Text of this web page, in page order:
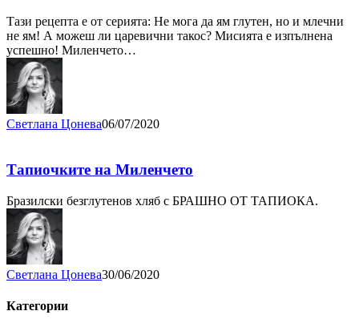
Тази рецепта е от серията: Не мога да ям глутен, но и млечни
не ям! А можеш ли царевични такос? Мисията е изпълнена
успешно! Миленчето…
Светлана Цонева06/07/2020
Тапиочките на Миленчето
Бразилски безглутенов хляб с БРАШНО ОТ ТАПИОКА.
Светлана Цонева30/06/2020
Категории